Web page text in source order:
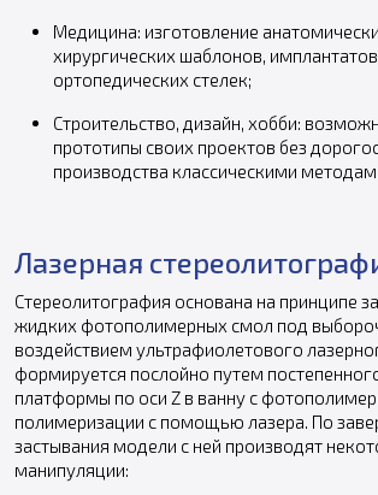
Медицина: изготовление
хирургических шаблонов,
ортопедических стелек;
Строительство, дизайн, хобби:
прототипы своих проектов без
производства классическими
Лазерная
Стереолитография основана на принципе
жидких фотополимерных смол под
воздействием ультрафиолетового
формируется послойно путем
платформы по оси Z в ванну с
полимеризации с помощью лазера. По
застывания модели с ней производят
манипуляции: